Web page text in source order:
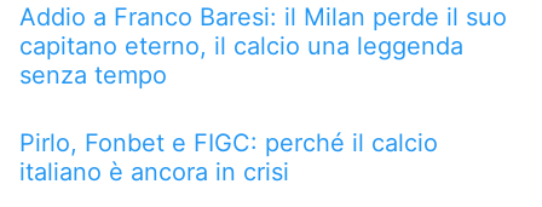
Addio a Franco Baresi: il Milan perde il suo
capitano eterno, il calcio una leggenda
senza tempo
Pirlo, Fonbet e FIGC: perché il calcio
italiano è ancora in crisi